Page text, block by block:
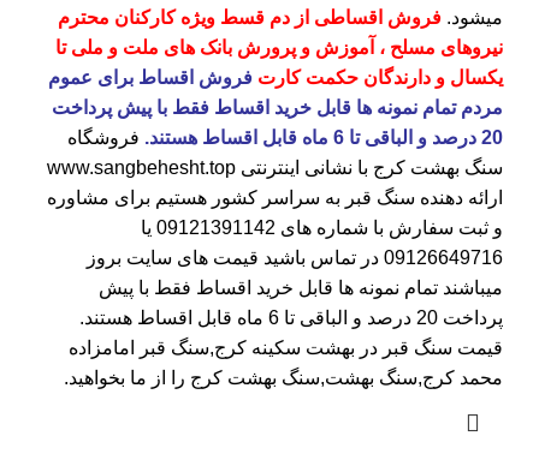
میشود. فروش اقساطی از دم قسط ویژه کارکنان محترم
نیروهای مسلح ، آموزش و پرورش بانک های ملت و ملی تا
یکسال و دارندگان حکمت کارت فروش اقساط برای عموم
مردم تمام نمونه ها قابل خرید اقساط فقط با پیش پرداخت
20 درصد و الباقی تا 6 ماه قابل اقساط هستند.
فروشگاه
سنگ بهشت کرج با نشانی اینترنتی www.sangbehesht.top
ارائه دهنده سنگ قبر به سراسر کشور هستیم برای مشاوره
و ثبت سفارش با شماره های 09121391142 یا
09126649716 در تماس باشید قیمت های سایت بروز
میباشند تمام نمونه ها قابل خرید اقساط فقط با پیش
پرداخت 20 درصد و الباقی تا 6 ماه قابل اقساط هستند.
قیمت سنگ قبر در بهشت سکینه کرج,سنگ قبر امامزاده
محمد کرج,سنگ بهشت,سنگ بهشت کرج را از ما بخواهید.